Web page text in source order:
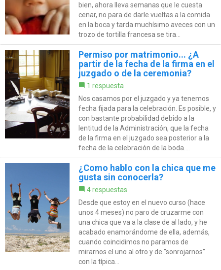
bien, ahora lleva semanas que le cuesta
cenar, no para de darle vueltas a la comida
en la boca y tarda muchísimo aveces con un
trozo de tortilla francesa se tira...
Permiso por matrimonio... ¿A
partir de la fecha de la firma en el
juzgado o de la ceremonia?
1 respuesta
Nos casamos por el juzgado y ya tenemos
fecha fijada para la celebración. Es posible, y
con bastante probabilidad debido a la
lentitud de la Administración, que la fecha
de la firma en el juzgado sea posterior a la
fecha de la celebración de la boda....
¿Como hablo con la chica que me
gusta sin conocerla?
4 respuestas
Desde que estoy en el nuevo curso (hace
unos 4 meses) no paro de cruzarme con
una chica que va a la clase de al lado, y he
acabado enamorándome de ella, además,
cuando coincidimos no paramos de
mirarnos el uno al otro y de "sonrojarnos"
con la típica...